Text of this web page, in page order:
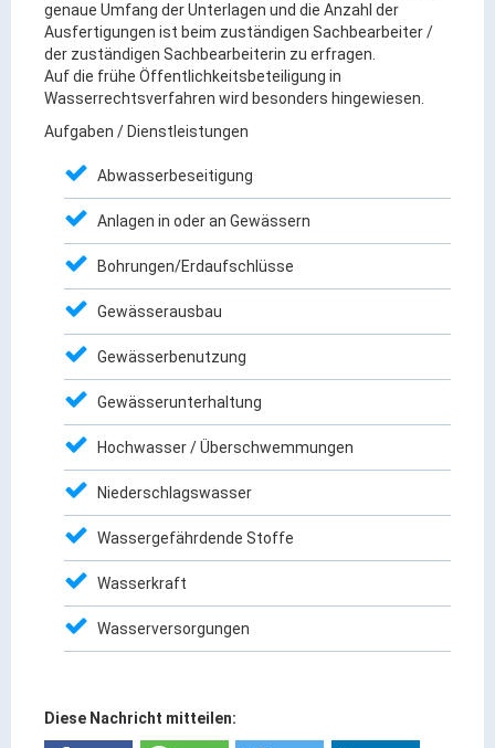
Bildung & Erziehung
Familie & Gleichstellung
Heiraten in Kaufbeuren
Partnerstädte
Veranstaltungsräume
Willkommen in der Altstadt
Engagement, Ehrenamt & Vereine
Integration & Vielfalt
Kultur
Kulturgenießer
Kulturmacher
Wirtschaft & Handel
Gewerbegebiete
genaue Umfang der Unterlagen und die Anzahl der
Ausfertigungen ist beim zuständigen Sachbearbeiter /
der zuständigen Sachbearbeiterin zu erfragen.
Auf die frühe Öffentlichkeitsbeteiligung in
Wasserrechtsverfahren wird besonders hingewiesen.
Aufgaben / Dienstleistungen
Abwasserbeseitigung
Anlagen in oder an Gewässern
Bohrungen/Erdaufschlüsse
Gewässerausbau
Gewässerbenutzung
Gewässerunterhaltung
Hochwasser / Überschwemmungen
Niederschlagswasser
Wassergefährdende Stoffe
Wasserkraft
Wasserversorgungen
Diese Nachricht mitteilen: